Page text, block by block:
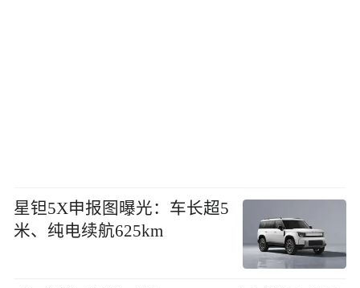
星钽5X申报图曝光：车长超5
米、纯电续航625km